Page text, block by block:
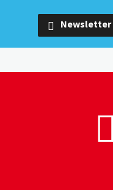
Newsletter